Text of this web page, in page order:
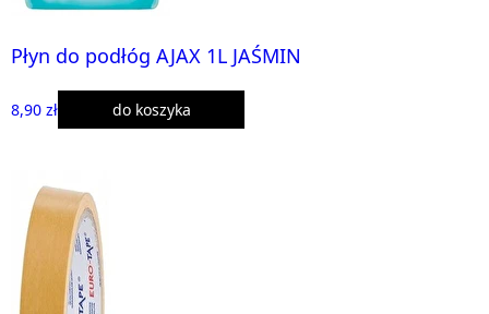
Płyn do podłóg AJAX 1L JAŚMIN
8,90 zł do koszyka